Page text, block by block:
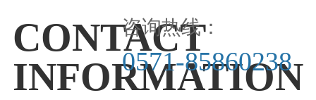
CONTACT
INFORMATION
咨询热线：
0571-85860238